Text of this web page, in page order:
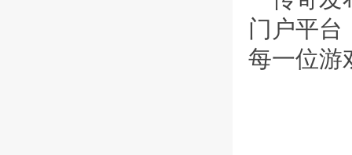
门户平台
每一位游